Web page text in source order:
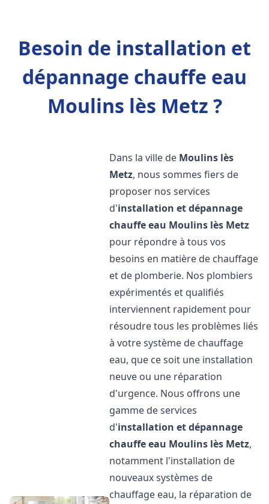
Besoin de installation et
dépannage chauffe eau
Moulins lès Metz ?
Dans la ville de Moulins lès
Metz, nous sommes fiers de
proposer nos services
d'installation et dépannage
chauffe eau Moulins lès Metz
pour répondre à tous vos
besoins en matière de chauffage
et de plomberie. Nos plombiers
expérimentés et qualifiés
interviennent rapidement pour
résoudre tous les problèmes liés
à votre système de chauffage
eau, que ce soit une installation
neuve ou une réparation
d'urgence. Nous offrons une
gamme de services
d'installation et dépannage
chauffe eau Moulins lès Metz,
notamment l'installation de
nouveaux systèmes de
chauffage eau, la réparation de